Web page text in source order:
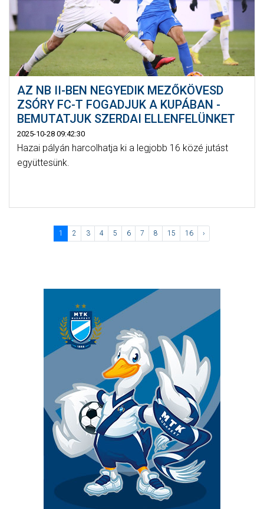
AZ NB II-BEN NEGYEDIK MEZŐKÖVESD
ZSÓRY FC-T FOGADJUK A KUPÁBAN -
BEMUTATJUK SZERDAI ELLENFELÜNKET
2025-10-28 09:42:30
Hazai pályán harcolhatja ki a legjobb 16 közé jutást
együttesünk.
1 2 3 4 5 6 7 8 15 16 ›